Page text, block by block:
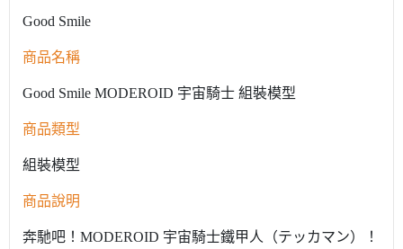
Good Smile
商品名稱
Good Smile MODEROID 宇宙騎士 組裝模型
商品類型
組裝模型
商品說明
奔馳吧！MODEROID 宇宙騎士鐵甲人（テッカマン）！